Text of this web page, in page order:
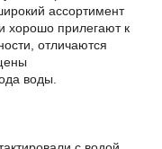
ассортимент
хорошо прилегают к
отличаются
воды.